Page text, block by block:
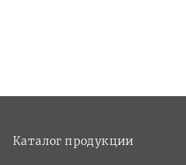
Каталог продукции